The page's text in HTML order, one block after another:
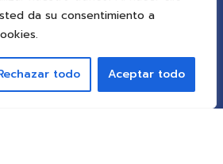
da su consentimiento a
todo Aceptar todo
by ideaspropias publicidad&web
derechos reservados.
Aviso Legal